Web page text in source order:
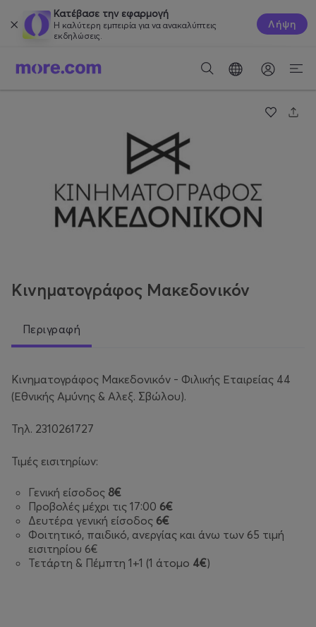
Κατέβασε την εφαρμογή
Η καλύτερη εμπειρία για να ανακαλύπτεις
εκδηλώσεις.
Λήψη
Κινηματογράφος Μακεδονικόν
Περιγραφή
Κινηματογράφος Μακεδονικόν - Φιλικής Εταιρείας 44
(Εθνικής Αμύνης & Αλεξ. Σβώλου).
Τηλ. 2310261727
Τιμές εισιτηρίων:
Γενική είσοδος 8€
Προβολές μέχρι τις 17:00 6€
Δευτέρα γενική είσοδος 6€
Φοιτητικό, παιδικό, ανεργίας και άνω των 65 τιμή
εισιτηρίου 6€
Τετάρτη & Πέμπτη 1+1 (1 άτομο 4€)